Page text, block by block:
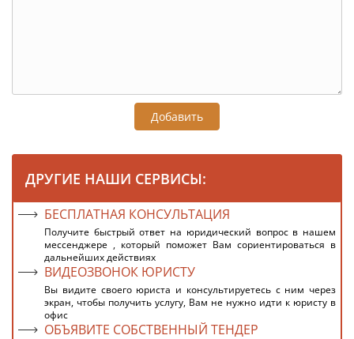
Добавить
ДРУГИЕ НАШИ СЕРВИСЫ:
БЕСПЛАТНАЯ КОНСУЛЬТАЦИЯ
Получите быстрый ответ на юридический вопрос в нашем
мессенджере , который поможет Вам сориентироваться в
дальнейших действиях
ВИДЕОЗВОНОК ЮРИСТУ
Вы видите своего юриста и консультируетесь с ним через
экран, чтобы получить услугу, Вам не нужно идти к юристу в
офис
ОБЪЯВИТЕ СОБСТВЕННЫЙ ТЕНДЕР